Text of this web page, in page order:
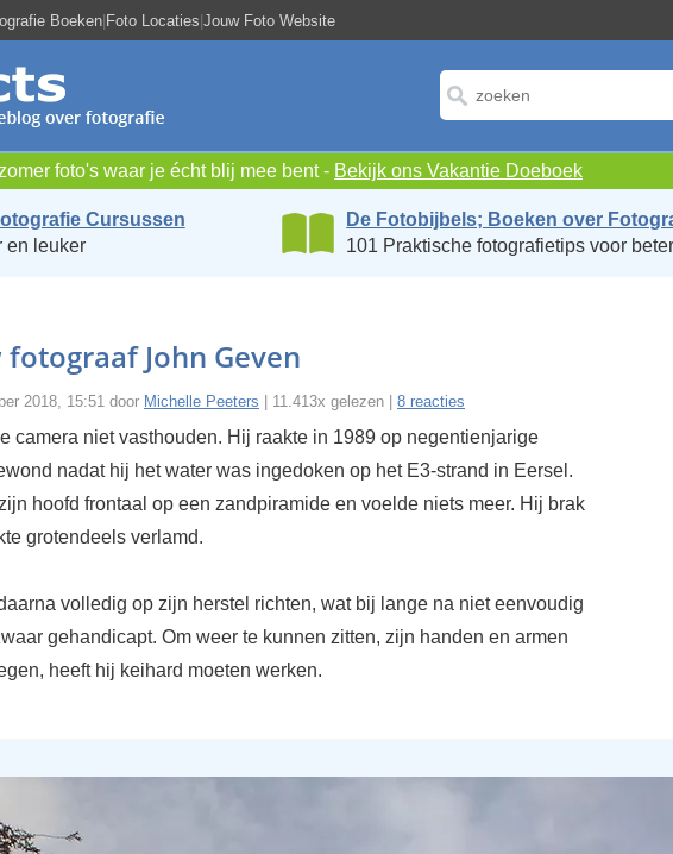
Boeken|Foto Locaties|Jouw Foto Website
foto's waar je écht blij mee bent - Bekijk ons Vakantie Doeboek
Cursussen
en leuker
De Fotobijbels; Boeken over
101 Praktische fotografietips voor
John Geven
2018, 15:51 door Michelle Peeters | 11.413x gelezen | 8 reacties
camera niet vasthouden. Hij raakte in 1989 op negentienjarige
nadat hij het water was ingedoken op het E3-strand in Eersel.
hoofd frontaal op een zandpiramide en voelde niets meer. Hij brak
grotendeels verlamd.
volledig op zijn herstel richten, wat bij lange na niet eenvoudig
gehandicapt. Om weer te kunnen zitten, zijn handen en armen
heeft hij keihard moeten werken.